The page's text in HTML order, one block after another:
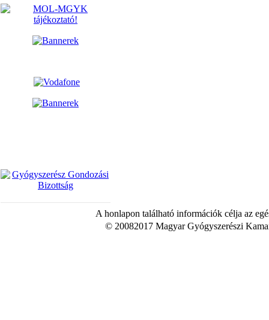
A honlapon található információk célja az
© 20082017 Magyar Gyógyszerészi